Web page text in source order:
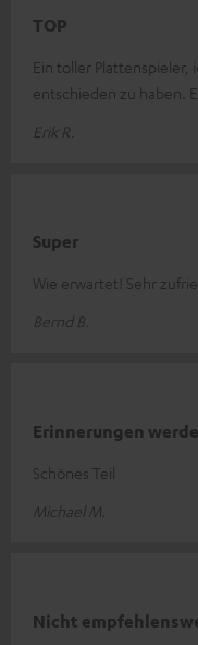
TOP
Ein toller Plattenspieler,
entschieden zu haben.
Erik R.
Super
Wie erwartet! Sehr
Bernd B.
Erinnerungen
Schönes Teil
Michael M.
Nicht